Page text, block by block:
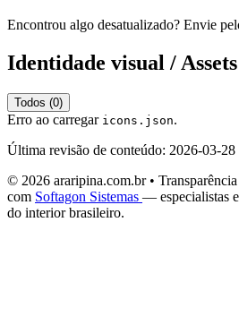
Encontrou algo desatualizado? Envie
Identidade visual / Assets
Todos (0)
Erro ao carregar icons.json.
Última revisão de conteúdo: 2026-03-28
© 2026 araripina.com.br •
com Softagon Sistemas — especialistas
do interior brasileiro.